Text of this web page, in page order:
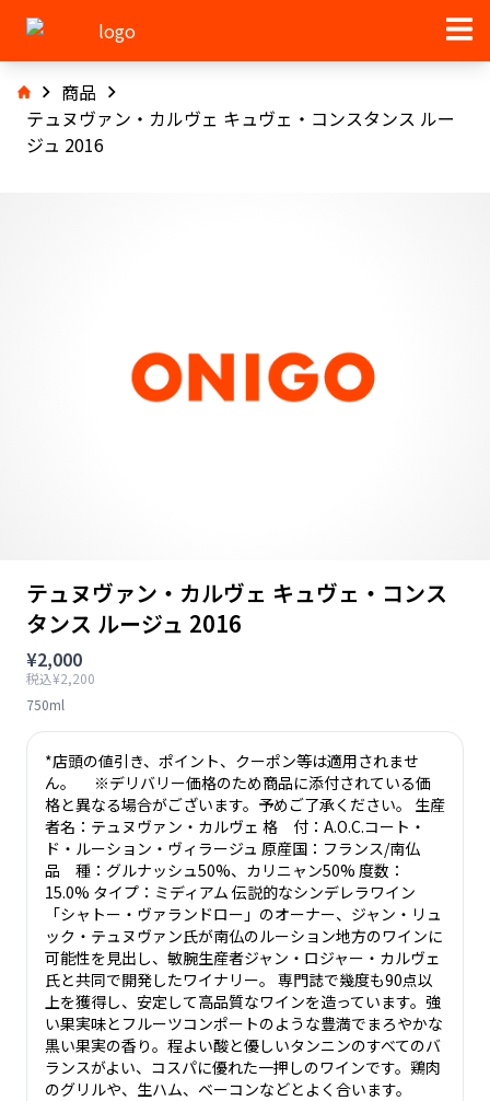
商品
テュヌヴァン・カルヴェ キュヴェ・コンスタンス ルー
ジュ 2016
テュヌヴァン・カルヴェ キュヴェ・コンス
タンス ルージュ 2016
¥2,000
税込¥2,200
750ml
*店頭の値引き、ポイント、クーポン等は適用されませ
ん。 ※デリバリー価格のため商品に添付されている価
格と異なる場合がございます。予めご了承ください。 生産
者名：テュヌヴァン・カルヴェ 格 付：A.O.C.コート・
ド・ルーション・ヴィラージュ 原産国：フランス/南仏
品 種：グルナッシュ50%、カリニャン50% 度数：
15.0% タイプ：ミディアム 伝説的なシンデレラワイン
「シャトー・ヴァランドロー」のオーナー、ジャン・リュ
ック・テュヌヴァン氏が南仏のルーション地方のワインに
可能性を見出し、敏腕生産者ジャン・ロジャー・カルヴェ
氏と共同で開発したワイナリー。 専門誌で幾度も90点以
上を獲得し、安定して高品質なワインを造っています。強
い果実味とフルーツコンポートのような豊満でまろやかな
黒い果実の香り。程よい酸と優しいタンニンのすべてのバ
ランスがよい、コスパに優れた一押しのワインです。鶏肉
のグリルや、生ハム、ベーコンなどとよく合います。